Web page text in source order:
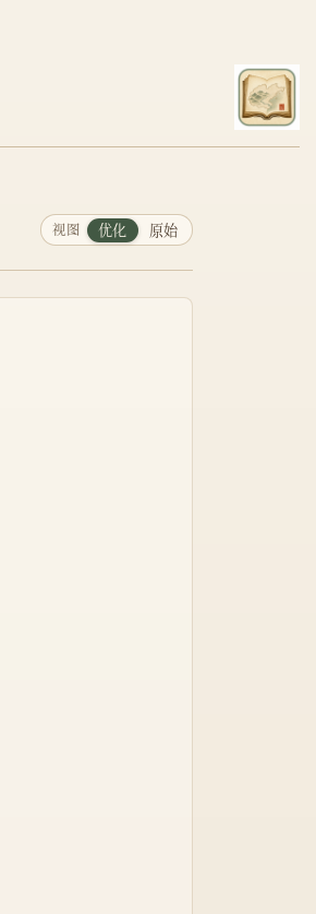
视图 优化 原始